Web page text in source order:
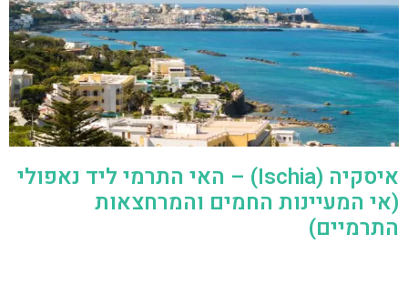
איסקיה (Ischia) – האי התרמי ליד נאפולי
(אי המעיינות החמים והמרחצאות
התרמיים)